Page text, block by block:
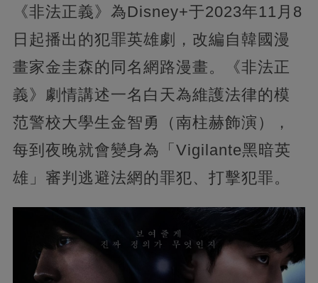
《非法正義》為Disney+于2023年11月8
日起播出的犯罪英雄劇，改編自韓國漫
畫家金圭森的同名網路漫畫。《非法正
義》劇情講述一名白天為維護法律的模
范警校大學生金智勇（南柱赫飾演），
每到夜晚就會變身為「Vigilante黑暗英
雄」審判逃避法網的罪犯、打擊犯罪。